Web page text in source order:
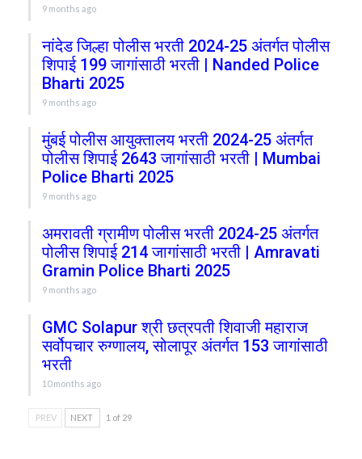
9 months ago
नांदेड जिल्हा पोलीस भरती 2024-25 अंतर्गत पोलीस
शिपाई 199 जागांसाठी भरती | Nanded Police
Bharti 2025
9 months ago
मुंबई पोलीस आयुक्तालय भरती 2024-25 अंतर्गत
पोलीस शिपाई 2643 जागांसाठी भरती | Mumbai
Police Bharti 2025
9 months ago
अमरावती ग्रामीण पोलीस भरती 2024-25 अंतर्गत
पोलीस शिपाई 214 जागांसाठी भरती | Amravati
Gramin Police Bharti 2025
9 months ago
GMC Solapur श्री छत्रपती शिवाजी महाराज
सर्वोपचार रुग्णालय, सोलापूर अंतर्गत 153 जागांसाठी
भरती
10 months ago
PREV NEXT 1 of 29